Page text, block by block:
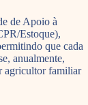
de Apoio à
Estoque),
que cada
anualmente,
agricultor familiar